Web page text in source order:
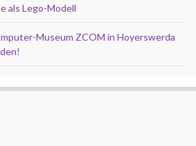
als Lego-Modell
Museum ZCOM in Hoyerswerda